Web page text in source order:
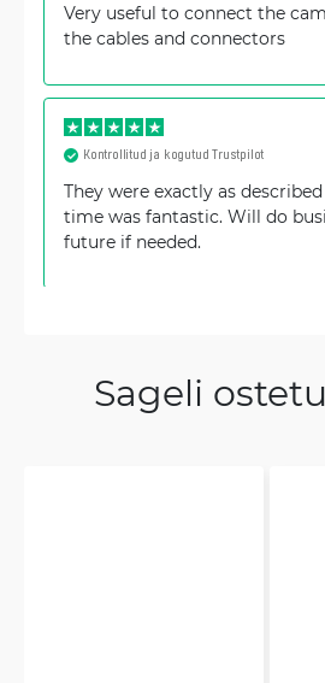
Very useful to connect the
the cables and connectors
Kontrollitud ja kogutud Trustpilot
They were exactly as
time was fantastic. Will do
future if needed.
Sageli